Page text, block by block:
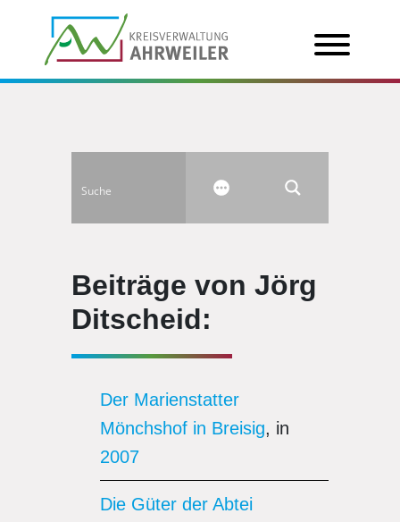
Beiträge von Jörg
Ditscheid:
Der Marienstatter
Mönchshof in Breisig, in
2007
Die Güter der Abtei